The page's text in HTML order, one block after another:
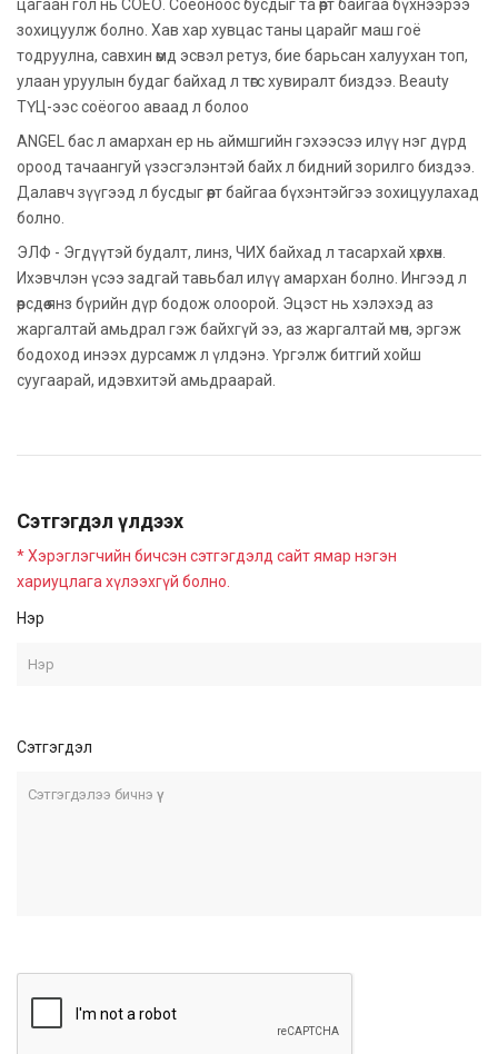
цагаан гол нь СОЁО. Соёоноос бусдыг та өөрт байгаа бүхнээрээ
зохицуулж болно. Хав хар хувцас таны царайг маш гоё
тодруулна, савхин өмд эсвэл ретуз, бие барьсан халуухан топ,
улаан уруулын будаг байхад л төгс хувиралт биздээ. Beauty
ТҮЦ-ээс соёогоо аваад л болоо
ANGEL бас л амархан ер нь аймшгийн гэхээсээ илүү нэг дүрд
ороод тачаангуй үзэсгэлэнтэй байх л бидний зорилго биздээ.
Далавч зүүгээд л бусдыг өөрт байгаа бүхэнтэйгээ зохицуулахад
болно.
ЭЛФ - Эгдүүтэй будалт, линз, ЧИХ байхад л тасархай хөөрхөн.
Ихэвчлэн үсээ задгай тавьбал илүү амархан болно. Ингээд л
өөрсдөө янз бүрийн дүр бодож олоорой. Эцэст нь хэлэхэд аз
жаргалтай амьдрал гэж байхгүй ээ, аз жаргалтай мөч, эргэж
бодоход инээх дурсамж л үлдэнэ. Үргэлж битгий хойш
суугаарай, идэвхитэй амьдраарай.
Сэтгэгдэл үлдээх
* Хэрэглэгчийн бичсэн сэтгэгдэлд сайт ямар нэгэн
хариуцлага хүлээхгүй болно.
Нэр
Сэтгэгдэл